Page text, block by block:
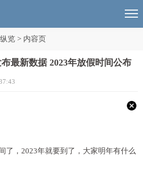
览 > 内容页
最新数据 2023年放假时间公布
了，2023年就要到了，大家明年有什么